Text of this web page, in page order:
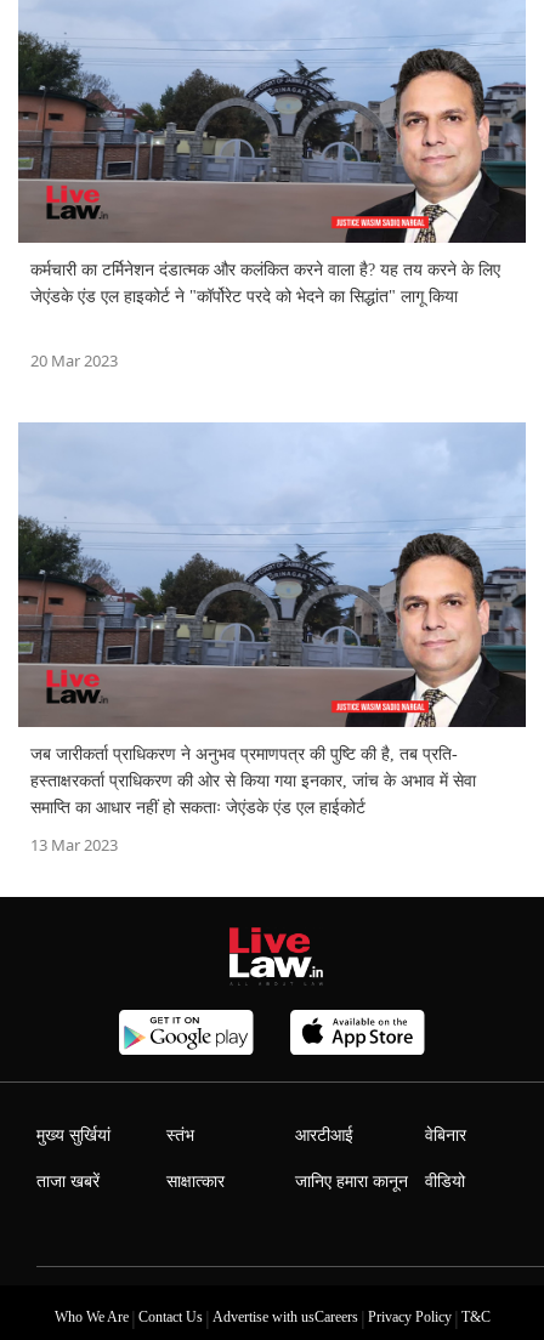
कर्मचारी का टर्मिनेशन दंडात्मक और कलंकित करने वाला है? यह तय करने के लिए
जेएंडके एंड एल हाइकोर्ट ने "कॉर्पोरेट परदे को भेदने का सिद्धांत" लागू किया
20 Mar 2023
जब जारीकर्ता प्राधिकरण ने अनुभव प्रमाणपत्र की पुष्टि की है, तब प्रति-
हस्ताक्षरकर्ता प्राधिकरण की ओर से किया गया इनकार, जांच के अभाव में सेवा
समाप्ति का आधार नहीं हो सकताः जेएंडके एंड एल हाईकोर्ट
13 Mar 2023
मुख्य सुर्खियां
ताजा खबरें
स्तंभ
साक्षात्कार
आरटीआई
जानिए हमारा कानून
वेबिनार
वीडियो
Who We Are| Contact Us| Advertise with usCareers| Privacy Policy| T&C